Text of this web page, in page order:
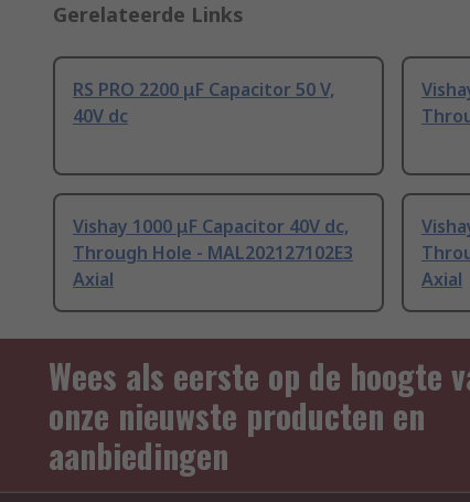
Gerelateerde Links
RS PRO 2200 μF Capacitor 50 V,
40V dc
Vishay 1000 μF Capacitor 40V dc,
Through Hole - MAL202127102E3
Axial
Axial
Wees als eerste op de hoogte
onze nieuwste producten en
aanbiedingen